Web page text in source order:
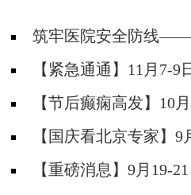
筑牢医院安全防线——
防安全培训纪实
【紧急通通】11月7-
神经内科胡颖教授亲临成
【节后癫痫高发】10
院陈葵博士免费会诊+治
题！
【国庆看北京专家】
天坛&首钢医院两大专家
【重磅消息】9月19-